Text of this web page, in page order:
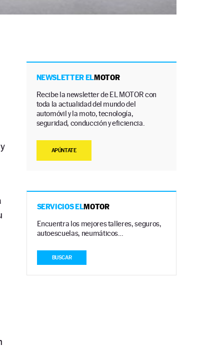
NEWSLETTER ELMOTOR
Recibe la newsletter de EL MOTOR con
toda la actualidad del mundo del
automóvil y la moto, tecnología,
seguridad, conducción y eficiencia.
APÚNTATE
SERVICIOS ELMOTOR
Encuentra los mejores talleres, seguros,
autoescuelas, neumáticos…
BUSCAR